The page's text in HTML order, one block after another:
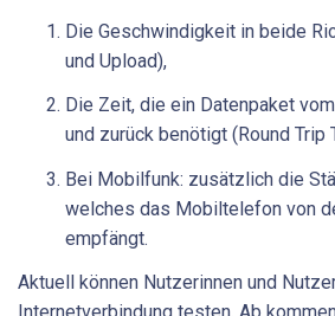
Die Geschwindigkeit in beide
und Upload),
Die Zeit, die ein Datenpaket
und zurück benötigt (Round Trip
Bei Mobilfunk: zusätzlich die
welches das Mobiltelefon von
empfängt.
Aktuell können Nutzerinnen und